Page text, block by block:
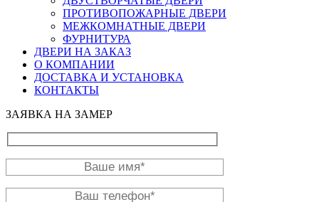
ПРОТИВОПОЖАРНЫЕ ДВЕРИ
МЕЖКОМНАТНЫЕ ДВЕРИ
ФУРНИТУРА
ДВЕРИ НА ЗАКАЗ
О КОМПАНИИ
ДОСТАВКА И УСТАНОВКА
КОНТАКТЫ
ЗАЯВКА НА ЗАМЕР